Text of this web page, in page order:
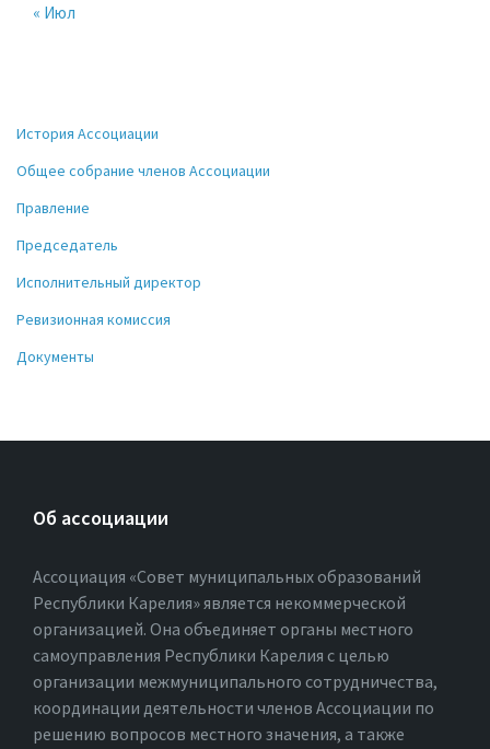
« Июл
История Ассоциации
Общее собрание членов Ассоциации
Правление
Председатель
Исполнительный директор
Ревизионная комиссия
Документы
Об ассоциации
Ассоциация «Совет муниципальных образований
Республики Карелия» является некоммерческой
организацией. Она объединяет органы местного
самоуправления Республики Карелия с целью
организации межмуниципального сотрудничества,
координации деятельности членов Ассоциации по
решению вопросов местного значения, а также